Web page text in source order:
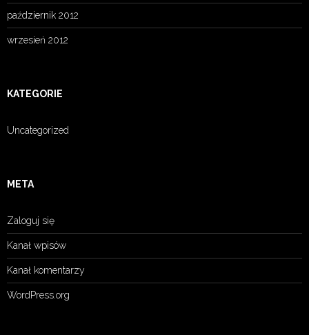
październik 2012
wrzesień 2012
KATEGORIE
Uncategorized
META
Zaloguj się
Kanał wpisów
Kanał komentarzy
WordPress.org